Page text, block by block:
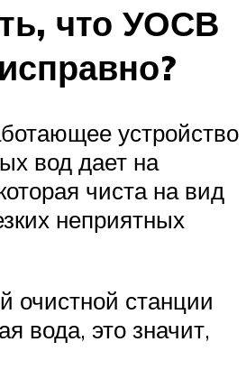
что УОСВ
устройство
вод дает на
чиста на вид
неприятных
очистной станции
вода, это значит,